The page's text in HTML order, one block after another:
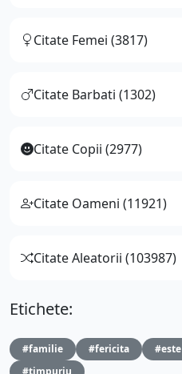
Citate Femei (3817)
Citate Barbati (1302)
Citate Copii (2977)
Citate Oameni (11921)
Citate Aleatorii (103987)
Etichete:
#familie #fericita #este
#timpuriu